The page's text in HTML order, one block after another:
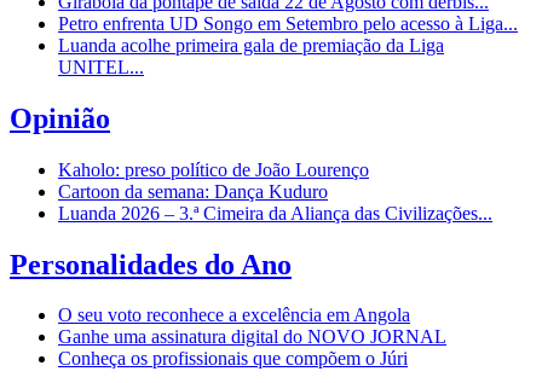
Petro enfrenta UD Songo em Setembro pelo acesso à Liga...
Luanda acolhe primeira gala de premiação da Liga
UNITEL...
Opinião
Kaholo: preso político de João Lourenço
Cartoon da semana: Dança Kuduro
Luanda 2026 – 3.ª Cimeira da Aliança das Civilizações...
Personalidades do Ano
O seu voto reconhece a excelência em Angola
Ganhe uma assinatura digital do NOVO JORNAL
Conheça os profissionais que compõem o Júri